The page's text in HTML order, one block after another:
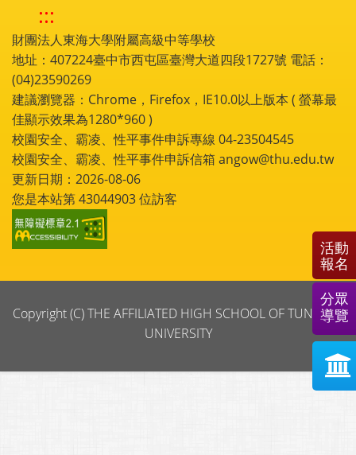
:::
財團法人東海大學附屬高級中等學校
地址：407224臺中市西屯區臺灣大道四段1727號 電話：
(04)23590269
建議瀏覽器：Chrome，Firefox，IE10.0以上版本 ( 螢幕最
佳顯示效果為1280*960 )
校園安全、霸凌、性平事件申訴專線 04-23504545
校園安全、霸凌、性平事件申訴信箱 angow@thu.edu.tw
更新日期：2026-08-06
您是本站第43044903位訪客
Copyright (C) THE AFFILIATED HIGH SCHOOL OF TUNGHAI
UNIVERSITY
活動
報名
分眾
導覽